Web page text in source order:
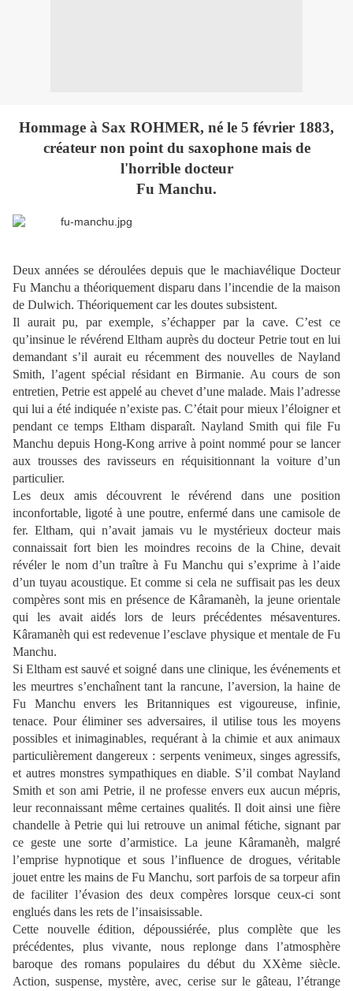
Hommage à Sax ROHMER, né le 5 février 1883,
créateur non point du saxophone mais de
l'horrible docteur
Fu Manchu.
Deux années se déroulées depuis que le machiavélique Docteur
Fu Manchu a théoriquement disparu dans l’incendie de la maison
de Dulwich. Théoriquement car les doutes subsistent.
Il aurait pu, par exemple, s’échapper par la cave. C’est ce
qu’insinue le révérend Eltham auprès du docteur Petrie tout en lui
demandant s’il aurait eu récemment des nouvelles de Nayland
Smith, l’agent spécial résidant en Birmanie. Au cours de son
entretien, Petrie est appelé au chevet d’une malade. Mais l’adresse
qui lui a été indiquée n’existe pas. C’était pour mieux l’éloigner et
pendant ce temps Eltham disparaît. Nayland Smith qui file Fu
Manchu depuis Hong-Kong arrive à point nommé pour se lancer
aux trousses des ravisseurs en réquisitionnant la voiture d’un
particulier.
Les deux amis découvrent le révérend dans une position
inconfortable, ligoté à une poutre, enfermé dans une camisole de
fer. Eltham, qui n’avait jamais vu le mystérieux docteur mais
connaissait fort bien les moindres recoins de la Chine, devait
révéler le nom d’un traître à Fu Manchu qui s’exprime à l’aide
d’un tuyau acoustique. Et comme si cela ne suffisait pas les deux
compères sont mis en présence de Kâramanèh, la jeune orientale
qui les avait aidés lors de leurs précédentes mésaventures.
Kâramanèh qui est redevenue l’esclave physique et mentale de Fu
Manchu.
Si Eltham est sauvé et soigné dans une clinique, les événements et
les meurtres s’enchaînent tant la rancune, l’aversion, la haine de
Fu Manchu envers les Britanniques est vigoureuse, infinie,
tenace. Pour éliminer ses adversaires, il utilise tous les moyens
possibles et inimaginables, requérant à la chimie et aux animaux
particulièrement dangereux : serpents venimeux, singes agressifs,
et autres monstres sympathiques en diable. S’il combat Nayland
Smith et son ami Petrie, il ne professe envers eux aucun mépris,
leur reconnaissant même certaines qualités. Il doit ainsi une fière
chandelle à Petrie qui lui retrouve un animal fétiche, signant par
ce geste une sorte d’armistice. La jeune Kâramanèh, malgré
l’emprise hypnotique et sous l’influence de drogues, véritable
jouet entre les mains de Fu Manchu, sort parfois de sa torpeur afin
de faciliter l’évasion des deux compères lorsque ceux-ci sont
englués dans les rets de l’insaisissable.
Cette nouvelle édition, dépoussiérée, plus complète que les
précédentes, plus vivante, nous replonge dans l’atmosphère
baroque des romans populaires du début du XXème siècle.
Action, suspense, mystère, avec, cerise sur le gâteau, l’étrange